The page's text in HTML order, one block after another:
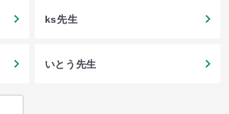
ks先生
いとう先生